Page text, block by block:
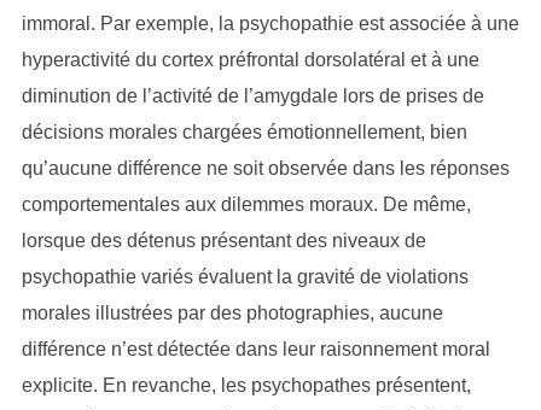
immoral. Par exemple, la psychopathie est associée à une
hyperactivité du cortex préfrontal dorsolatéral et à une
diminution de l’activité de l’amygdale lors de prises de
décisions morales chargées émotionnellement, bien
qu’aucune différence ne soit observée dans les réponses
comportementales aux dilemmes moraux. De même,
lorsque des détenus présentant des niveaux de
psychopathie variés évaluent la gravité de violations
morales illustrées par des photographies, aucune
différence n’est détectée dans leur raisonnement moral
explicite. En revanche, les psychopathes présentent,